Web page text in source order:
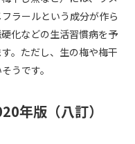
ラールという成分が作ら
化などの生活習慣病を予
。ただし、生の梅や梅干
うです。
年版（八訂）